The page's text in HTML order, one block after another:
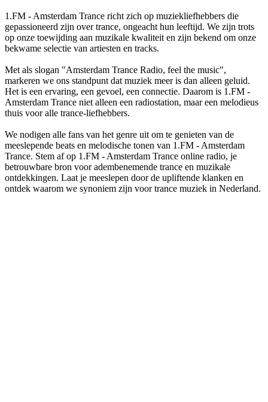
1.FM - Amsterdam Trance richt zich op muziekliefhebbers die
gepassioneerd zijn over trance, ongeacht hun leeftijd. We zijn trots
op onze toewijding aan muzikale kwaliteit en zijn bekend om onze
bekwame selectie van artiesten en tracks.
Met als slogan "Amsterdam Trance Radio, feel the music",
markeren we ons standpunt dat muziek meer is dan alleen geluid.
Het is een ervaring, een gevoel, een connectie. Daarom is 1.FM -
Amsterdam Trance niet alleen een radiostation, maar een melodieus
thuis voor alle trance-liefhebbers.
We nodigen alle fans van het genre uit om te genieten van de
meeslepende beats en melodische tonen van 1.FM - Amsterdam
Trance. Stem af op 1.FM - Amsterdam Trance online radio, je
betrouwbare bron voor adembenemende trance en muzikale
ontdekkingen. Laat je meeslepen door de upliftende klanken en
ontdek waarom we synoniem zijn voor trance muziek in Nederland.